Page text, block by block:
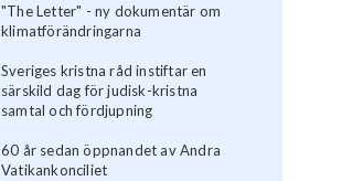
"The Letter" - ny dokumentär om
klimatförändringarna
Sveriges kristna råd instiftar en
särskild dag för judisk-kristna
samtal och fördjupning
60 år sedan öppnandet av Andra
Vatikankonciliet